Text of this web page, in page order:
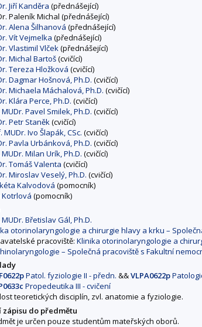
Jiří Kanděra (přednášející)
Paleník Michal (přednášející)
Alena Šilhanová (přednášející)
Vít Vejmelka (přednášející)
Vlastimil Vlček(přednášející)
Michal Bartoš(cvičící)
Tereza Hložková (cvičící)
Dagmar Hošnová, Ph.D. (cvičící)
Michaela Máchalová, Ph.D. (cvičící)
Klára Perce, Ph.D. (cvičící)
Pavel Smilek, Ph.D. (cvičící)
Petr Staněk(cvičící)
MUDr. Ivo Šlapák, CSc. (cvičící)
Pavla Urbánková, Ph.D. (cvičící)
Milan Urík, Ph.D. (cvičící)
Tomáš Valenta (cvičící)
Miroslav Veselý, Ph.D. (cvičící)
Kalvodová (pomocník)
Kotrlová (pomocník)
Břetislav Gál, Ph.D.
otorinolaryngologie a chirurgie hlavy a krku –
pracoviště: Klinika otorinolaryngologie a
– Společná pracoviště s Fakultní
Patol. fyziologie II - předn. &&VLPA0622p
Propedeutika III - cvičení
teoretických disciplín, zvl. anatomie a fyziologie.
zápisu do předmětu
je určen pouze studentům mateřských oborů.